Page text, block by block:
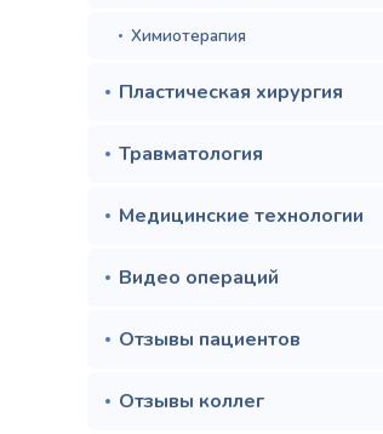
Химиотерапия
Пластическая хирургия
Травматология
Медицинские технологии
Видео операций
Отзывы пациентов
Отзывы коллег